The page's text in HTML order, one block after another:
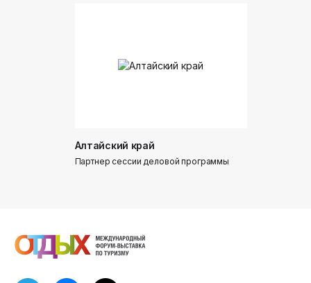
Алтайский край
Партнер сессии деловой программы